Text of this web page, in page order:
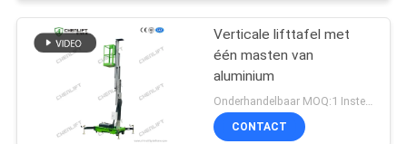
Verticale lifttafel met
één masten van
aluminium
CONTACT